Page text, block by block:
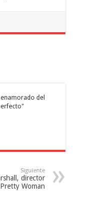
del
Siguiente
director
Woman